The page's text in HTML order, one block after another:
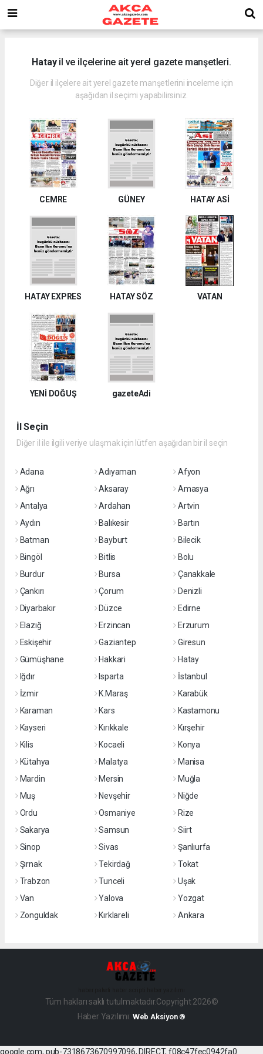
Hatayil ve ilçelerine ait yerel gazete manşetleri.
Diğer il ilçelere ait yerel gazete manşetlerini inceleme için
aşağıdan il seçimi yapabilirsiniz.
CEMRE GÜNEY HATAY ASİ
HATAY EXPRES HATAY SÖZ VATAN
YENİ DOĞUŞ gazeteAdi
İl Seçin
Diğer il ile ilgili veriye ulaşmak için lütfen aşağıdan bir il seçin
Adana Adıyaman
Afyon
Ağrı
Aksaray
Amasya
Antalya
Ardahan
Artvin
Aydın
Balıkesir
Bartın
Batman
Bayburt
Bilecik
Bingöl
Bitlis
Bolu
Burdur
Bursa
Çanakkale
Çankırı
Çorum
Denizli
Diyarbakır
Düzce
Edirne
Elazığ
Erzincan
Erzurum
Eskişehir
Gaziantep
Giresun
Gümüşhane
Hakkari
Hatay
Iğdır
Isparta
İstanbul
İzmir
K.Maraş
Karabük
Karaman
Kars
Kastamonu
Kayseri
Kırıkkale
Kırşehir
Kilis
Kocaeli
Konya
Kütahya
Malatya
Manisa
Mardin
Mersin
Muğla
Muş
Nevşehir
Niğde
Ordu
Osmaniye
Rize
Sakarya
Samsun
Siirt
Sinop
Sivas
Şanlıurfa
Şırnak
Tekirdağ
Tokat
Trabzon
Tunceli
Uşak
Van
Yalova
Yozgat
Zonguldak
Kırklareli Ankara
Tüm hakları saklı tutulmaktadır.Copyright 2026©
Haber Yazılımı: Web Aksiyon ®
google.com, pub-7318673670997096, DIRECT, f08c47fec0942fa0